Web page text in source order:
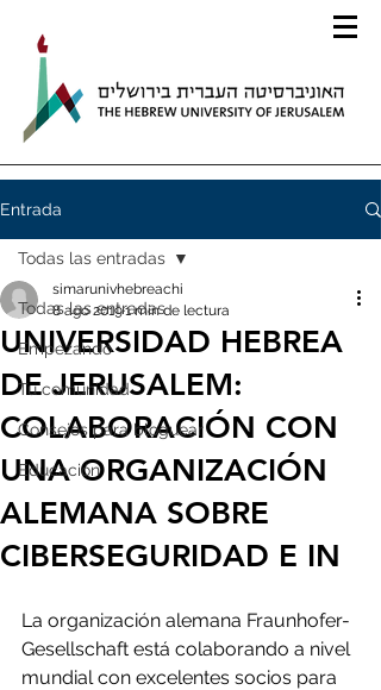
Entrada
Todas las entradas
Empezando
Tu comunidad
Consejos para bloguear
Educación
Todas las entradas
UNIVERSIDAD HEBREA
DE JERUSALEM:
COLABORACIÓN CON
UNA ORGANIZACIÓN
ALEMANA SOBRE
CIBERSEGURIDAD E IN
simarunivhebreachi
8 ago 20191 min de lectura
La organización alemana Fraunhofer-
Gesellschaft está colaborando a nivel
mundial con excelentes socios para